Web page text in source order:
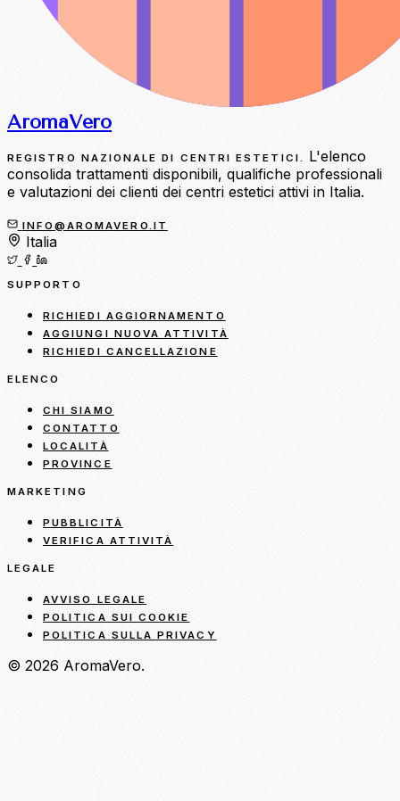
AromaVero
REGISTRO NAZIONALE DI CENTRI ESTETICI.
L'elenco
consolida trattamenti disponibili, qualifiche professionali
e valutazioni dei clienti dei centri estetici attivi in Italia.
INFO@AROMAVERO.IT
Italia
SUPPORTO
RICHIEDI AGGIORNAMENTO
AGGIUNGI NUOVA ATTIVITÀ
RICHIEDI CANCELLAZIONE
ELENCO
CHI SIAMO
CONTATTO
LOCALITÀ
PROVINCE
MARKETING
PUBBLICITÀ
VERIFICA ATTIVITÀ
LEGALE
AVVISO LEGALE
POLITICA SUI COOKIE
POLITICA SULLA PRIVACY
© 2026 AromaVero.